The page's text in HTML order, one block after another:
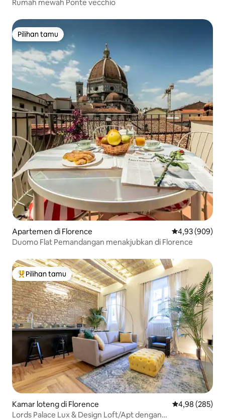
Rumah mewah Ponte vecchio
Pilihan tamu
Pilihan tamu
Apartemen di Florence Nilai rata-rata
4,93 (909)
Duomo Flat Pemandangan menakjubkan di Florence
Pilihan tamu terpopuler
Pilihan tamu
Kamar loteng di Florence Nilai rata-rata
4,98 (285)
Lords Palace Lux & Design Loft/Apt dengan